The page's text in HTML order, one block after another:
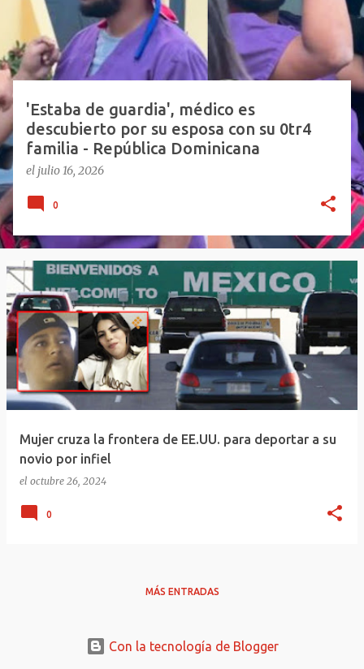
d
a
s
'Estaba de guardia', médico es
descubierto por su esposa con su 0tr4
familia - República Dominicana
el julio 16, 2026
0
Mujer cruza la frontera de EE.UU. para deportar a su
novio por infiel
el octubre 26, 2024
0
MÁS ENTRADAS
Con la tecnología de Blogger